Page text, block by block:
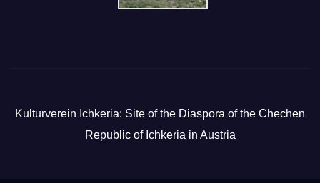
Kulturverein Ichkeria: Site of the Diaspora of the Chechen
Republic of Ichkeria in Austria